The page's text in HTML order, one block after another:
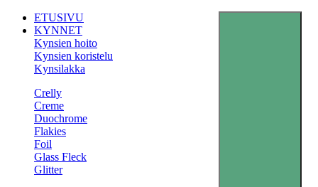
ETUSIVU
KYNNET
Kynsien hoito
Kynsien koristelu
Kynsilakka
Crelly
Creme
Duochrome
Flakies
Foil
Glass Fleck
Glitter